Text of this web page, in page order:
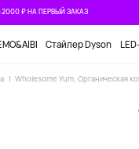
₽ НА ПЕРВЫЙ ЗАКАЗ
Стайлер Dyson
Wholesome Yum, Органическая